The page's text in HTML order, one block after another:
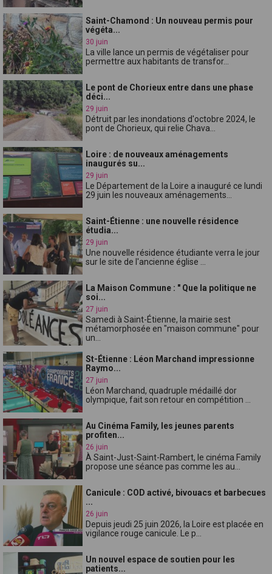
Saint-Chamond : Un nouveau permis pour
végéta...
30 juin
La ville lance un permis de végétaliser pour
permettre aux habitants de transfor...
Le pont de Chorieux entre dans une phase
déci...
29 juin
Détruit par les inondations d'octobre 2024, le
pont de Chorieux, qui relie Chava...
Loire : de nouveaux aménagements
inaugurés su...
29 juin
Le Département de la Loire a inauguré ce lundi
29 juin les nouveaux aménagements...
Saint-Étienne : une nouvelle résidence
étudia...
29 juin
Une nouvelle résidence étudiante verra le jour
sur le site de l'ancienne église ...
La Maison Commune : " Que la politique ne
soi...
27 juin
Samedi à Saint-Étienne, la mairie sest
métamorphosée en "maison commune" pour
un...
St-Étienne : Léon Marchand impressionne
Raymo...
27 juin
Léon Marchand, quadruple médaillé dor
olympique, fait son retour en compétition ...
Au Cinéma Family, les jeunes parents
profiten...
26 juin
À Saint-Just-Saint-Rambert, le cinéma Family
propose une séance pas comme les au...
Canicule : COD activé, bivouacs et barbecues
...
26 juin
Depuis jeudi 25 juin 2026, la Loire est placée en
vigilance rouge canicule. Le p...
Un nouvel espace de soutien pour les
patients...